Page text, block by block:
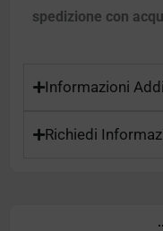
spedizione con
Informazioni
Richiedi